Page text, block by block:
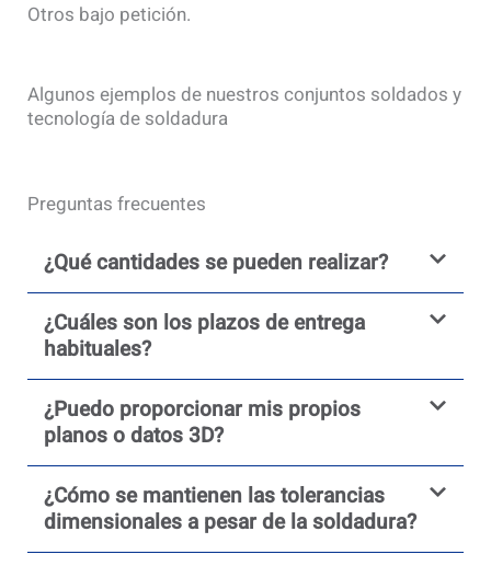
Otros bajo petición.
Algunos ejemplos de nuestros conjuntos soldados y
tecnología de soldadura
Preguntas frecuentes
¿Qué cantidades se pueden realizar?
¿Cuáles son los plazos de entrega
habituales?
¿Puedo proporcionar mis propios
planos o datos 3D?
¿Cómo se mantienen las tolerancias
dimensionales a pesar de la soldadura?